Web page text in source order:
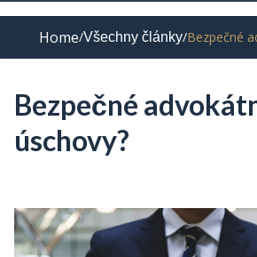
Home/Všechny články/Bezpečné
Bezpečné
úschovy?